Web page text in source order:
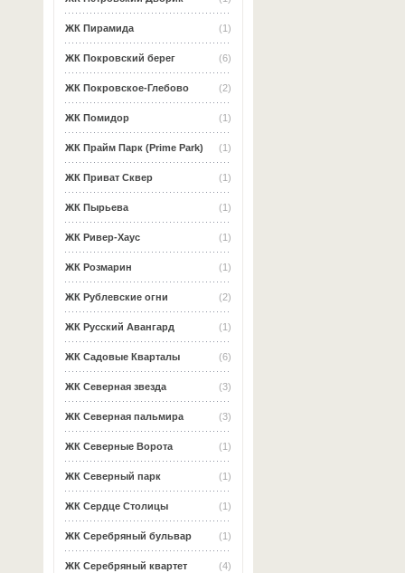
(1)
ЖК Пирамида
(6)
ЖК Покровский берег
(2)
ЖК Покровское-Глебово
(1)
ЖК Помидор
(1)
ЖК Прайм Парк (Prime Park)
(1)
ЖК Приват Сквер
(1)
ЖК Пырьева
(1)
ЖК Ривер-Хаус
(1)
ЖК Розмарин
(2)
ЖК Рублевские огни
(1)
ЖК Русский Авангард
(6)
ЖК Садовые Кварталы
(3)
ЖК Северная звезда
(3)
ЖК Северная пальмира
(1)
ЖК Северные Ворота
(1)
ЖК Северный парк
(1)
ЖК Сердце Столицы
(1)
ЖК Серебряный бульвар
(4)
ЖК Серебряный квартет